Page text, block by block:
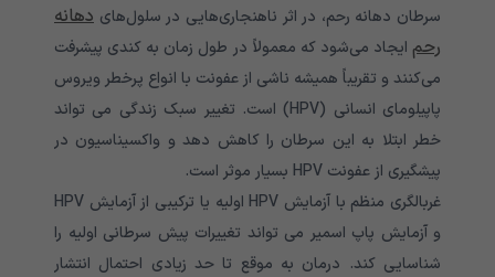
سرطان دهانه رحم، در اثر ناهنجاری‌هایی در سلول‌های دهانه
رحم ایجاد می‌شود که معمولاً در طول زمان به کندی پیشرفت
می‌کنند و تقریباً همیشه ناشی از عفونت با انواع پرخطر ویروس
پاپیلومای انسانی (HPV) است. تغییر سبک زندگی می تواند
خطر ابتلا به این سرطان را کاهش دهد و واکسیناسیون در
پیشگیری از عفونت HPV بسیار موثر است.
غربالگری منظم با آزمایش HPV اولیه یا ترکیبی از آزمایش HPV
و آزمایش پاپ اسمیر می تواند تغییرات پیش سرطانی اولیه را
شناسایی کند. درمان به موقع تا حد زیادی احتمال انتشار